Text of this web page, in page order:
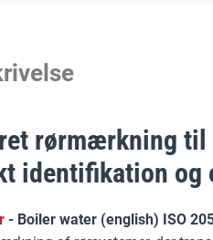
rørmærkning til
identifikation og
- Boiler water (english) ISO